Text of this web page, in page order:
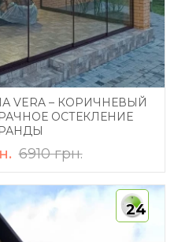
VERA – КОРИЧНЕВЫЙ
ОСТЕКЛЕНИЕ
6910 грн.
24